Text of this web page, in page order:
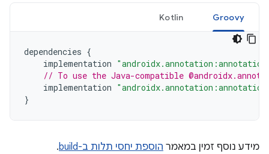
Groovy
Kotlin
dependencies {
implementation
// To use the Java-compatible
implementation
}
מידע נוסף זמין במאמר הוספת יחסי תלות ב-build .